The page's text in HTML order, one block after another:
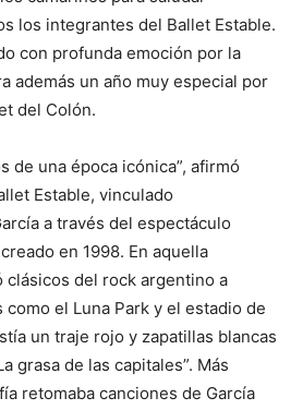
los integrantes del Ballet Estable.
con profunda emoción por la
además un año muy especial por
del Colón.
de una época icónica”, afirmó
Estable, vinculado
a través del espectáculo
en 1998. En aquella
clásicos del rock argentino a
el Luna Park y el estadio de
un traje rojo y zapatillas blancas
grasa de las capitales”. Más
retomaba canciones de García